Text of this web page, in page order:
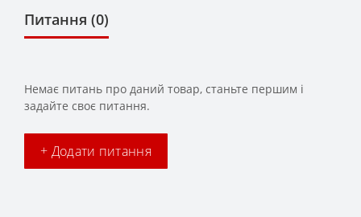
Питання (0)
Немає питань про даний товар, станьте першим і
задайте своє питання.
+ Додати питання